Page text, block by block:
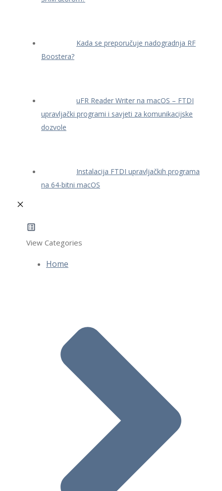
Kada se preporučuje nadogradnja RF
Boostera?
uFR Reader Writer na macOS – FTDI
upravljački programi i savjeti za komunikacijske
dozvole
Instalacija FTDI upravljačkih programa
na 64-bitni macOS
View Categories
Home